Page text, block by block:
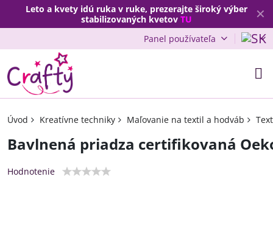
✕
Leto a kvety idú ruka v ruke, prezerajte široký výber
stabilizovaných kvetov TU
Panel používateľa
Úvod Kreatívne techniky Maľovanie na textil a hodváb
Bavlnená priadza certifikovaná
Hodnotenie